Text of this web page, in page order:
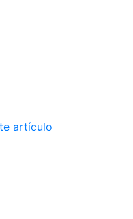
artículo